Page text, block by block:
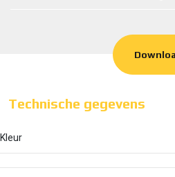
Technische gegevens
Kleur